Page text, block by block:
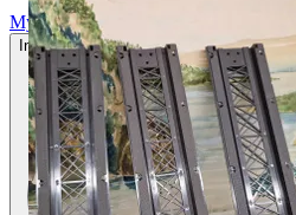
Mycket gott skick
Inga eller minimala tecken på användning